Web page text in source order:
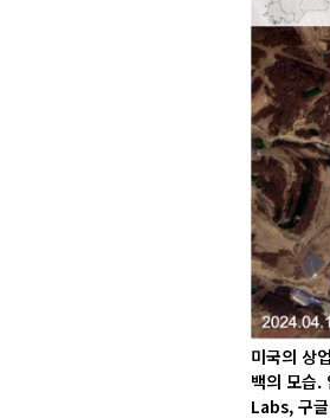
미국의 상
백의 모습.
Labs, 구